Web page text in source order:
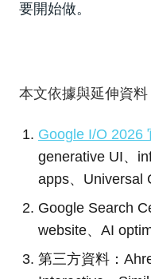
要開始做。
本文依據與延伸資料
Google I/O 2026
generative UI、
apps、Universal
Google Search
website、AI
第三方資料：